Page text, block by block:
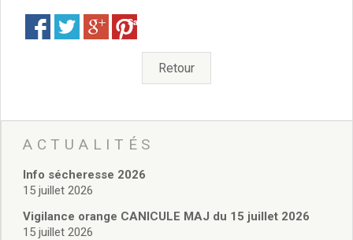
Services municipaux
Organigramme
Pour venir nous voir
État civil/élections/formalités
Affaires Scolaires
Vie associative
Police Municipale/règlementation
Services en ligne
Save
Retour
ACTUALITÉS
Info sécheresse 2026
15 juillet 2026
Vigilance orange CANICULE MAJ du 15 juillet 2026
15 juillet 2026